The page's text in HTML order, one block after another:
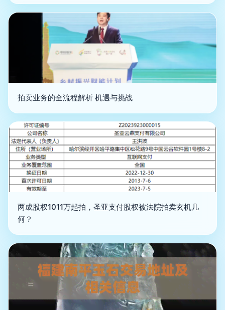
拍卖业务的全流程解析 机遇与挑战
两成股权1011万起拍，圣亚支付股权被法院拍卖玄机几
何？